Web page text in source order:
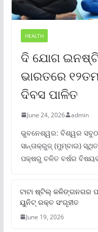
HEALTH
ଦି ଯୋଗ
ଭାରତରେ
ଦିବସ ପାଳିତ
June 24, 2026 admin
ଭୁବନେଶ୍ୱର: ବିଶ୍ୱର
ସାନ୍ତାକ୍ରୁଜ୍ (ମୁମ୍ବାଇ)
ପକ୍ଷରୁ ଚଳିତ ବର୍ଷର
ଟାଟା ଷ୍ଟିଲ୍‌ କଳିଙ୍ଗନଗର
ୟୁନିଟ୍‌ ରକ୍ତ ସଂଗୃହୀତ
June 19, 2026